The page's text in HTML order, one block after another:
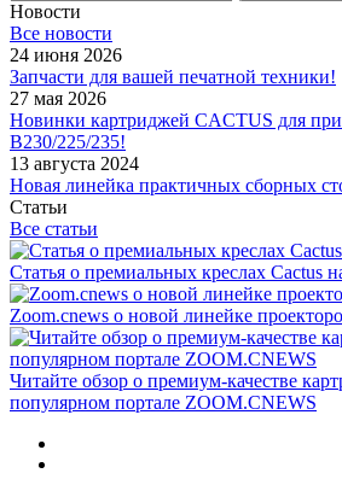
Новости
Все новости
24 июня 2026
Запчасти для вашей печатной техники!
27 мая 2026
Новинки картриджей CACTUS для
B230/225/235!
13 августа 2024
Новая линейка практичных сборных
Статьи
Все статьи
Статья о премиальных креслах Cactus
Zoom.cnews о новой линейке
Читайте обзор о премиум-качестве
популярном портале ZOOM.CNEWS